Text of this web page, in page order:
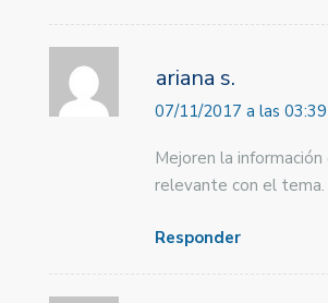
ariana s.
07/11/2017 a las 03:39
Mejoren la
relevante con el tema.
Responder